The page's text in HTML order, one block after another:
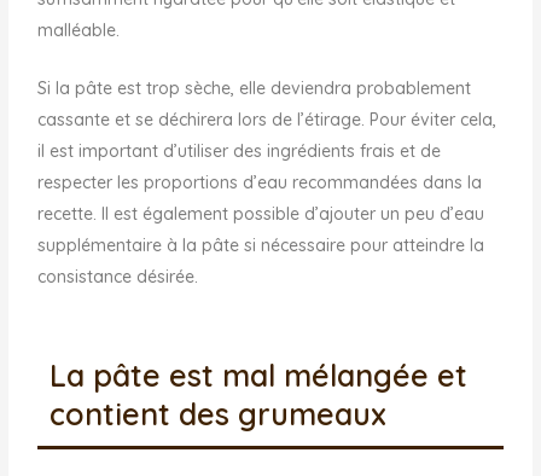
malléable.
Si la pâte est trop sèche, elle deviendra probablement
cassante et se déchirera lors de l’étirage. Pour éviter cela,
il est important d’utiliser des ingrédients frais et de
respecter les proportions d’eau recommandées dans la
recette. Il est également possible d’ajouter un peu d’eau
supplémentaire à la pâte si nécessaire pour atteindre la
consistance désirée.
La pâte est mal mélangée et
contient des grumeaux